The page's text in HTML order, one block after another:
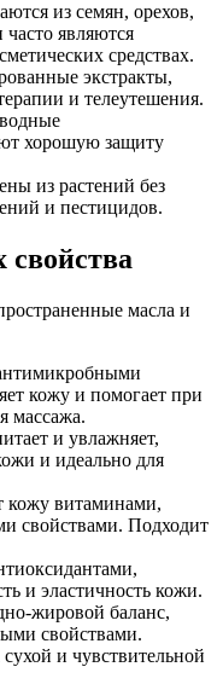
из семян, орехов,
являются
средствах.
экстракты,
и телеутешения.
хорошую защиту
из растений без
и пестицидов.
масла и
кожу и помогает при
массажа.
и увлажняет,
и идеально для
витаминами,
свойствами. Подходит
и эластичность кожи.
жировой баланс,
свойствами.
и чувствительной